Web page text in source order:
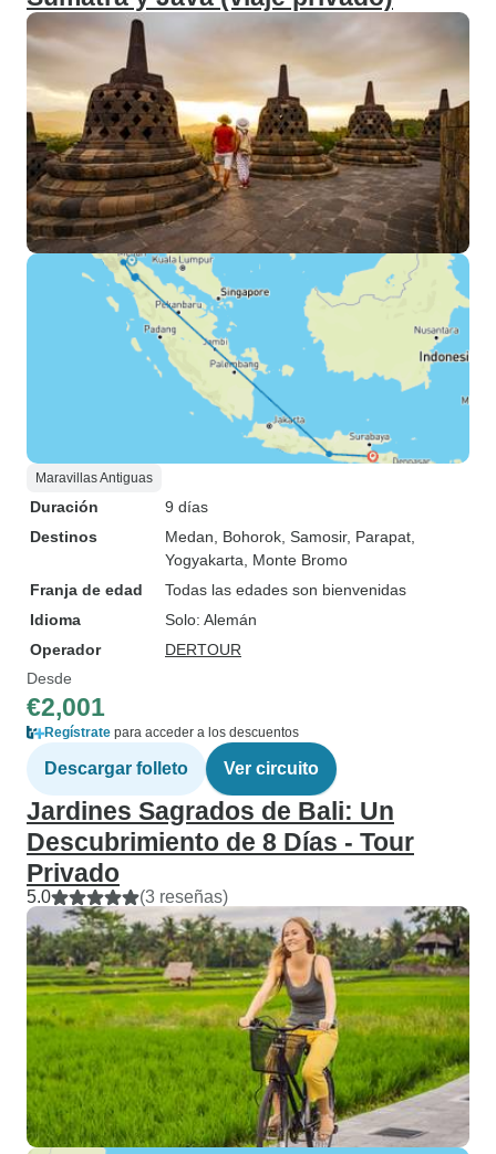
Maravillas Antiguas
Duración
9 días
Destinos
Medan , Bohorok , Samosir, Parapat
Yogyakarta , Monte Bromo
Franja de edad
Todas las edades son bienvenidas
Idioma
Solo: Alemán
Operador
DERTOUR
Desde
€2,001
Regístrate para acceder a los descuentos
Descargar folleto Ver circuito
Jardines Sagrados de Bali: Un
Descubrimiento de 8 Días - Tour
Privado
5.0 (3 reseñas)